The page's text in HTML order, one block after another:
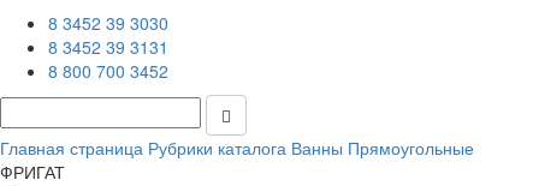
8 3452 39 3030
8 3452 39 3131
8 800 700 3452
Главная страница Рубрики каталога Ванны Прямоугольные
ФРИГАТ